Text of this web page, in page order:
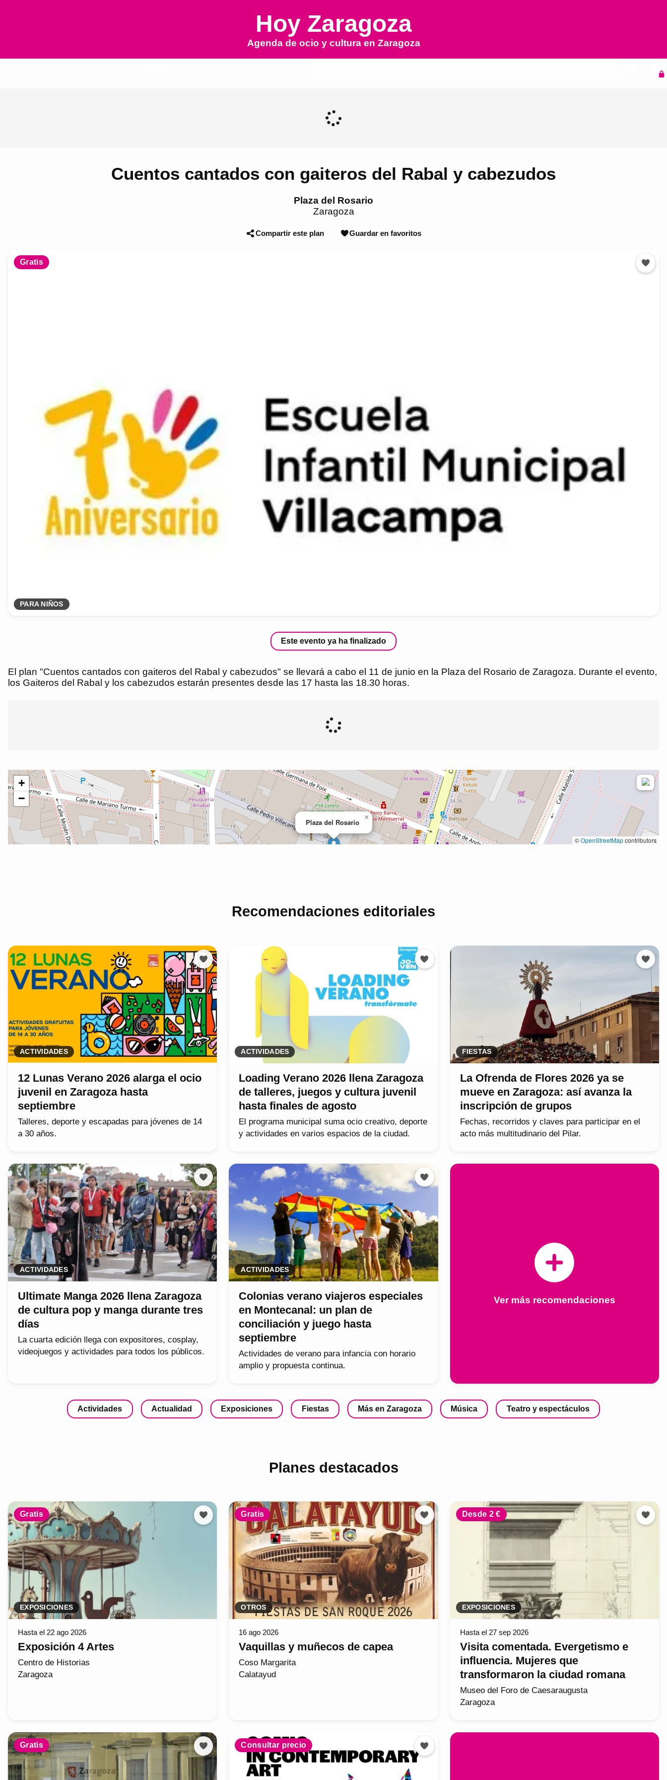
Hoy Zaragoza
Agenda de ocio y cultura en Zaragoza
Cuentos cantados con gaiteros del Rabal y cabezudos
Plaza del Rosario
Zaragoza
Compartir este plan Guardar en favoritos
Gratis
PARA NIÑOS
Este evento ya ha finalizado
El plan "Cuentos cantados con gaiteros del Rabal y cabezudos" se llevará a cabo el 11 de junio en la Plaza del Rosario de Zaragoza. Durante el evento,
los Gaiteros del Rabal y los cabezudos estarán presentes desde las 17 hasta las 18.30 horas.
Recomendaciones editoriales
ACTIVIDADES
12 Lunas Verano 2026 alarga el ocio
juvenil en Zaragoza hasta
septiembre
Talleres, deporte y escapadas para jóvenes de 14
a 30 años.
ACTIVIDADES
Loading Verano 2026 llena Zaragoza
de talleres, juegos y cultura juvenil
hasta finales de agosto
El programa municipal suma ocio creativo, deporte
y actividades en varios espacios de la ciudad.
FIESTAS
La Ofrenda de Flores 2026 ya se
mueve en Zaragoza: así avanza la
inscripción de grupos
Fechas, recorridos y claves para participar en el
acto más multitudinario del Pilar.
ACTIVIDADES
Ultimate Manga 2026 llena Zaragoza
de cultura pop y manga durante tres
días
La cuarta edición llega con expositores, cosplay,
videojuegos y actividades para todos los públicos.
ACTIVIDADES
Colonias verano viajeros especiales
en Montecanal: un plan de
conciliación y juego hasta
septiembre
Actividades de verano para infancia con horario
amplio y propuesta continua.
Ver más recomendaciones
Actividades Actualidad Exposiciones Fiestas Más en Zaragoza Música Teatro y espectáculos
Planes destacados
Gratis
EXPOSICIONES
Hasta el 22 ago 2026
Exposición 4 Artes
Centro de Historias
Zaragoza
Gratis
OTROS
16 ago 2026
Vaquillas y muñecos de capea
Coso Margarita
Calatayud
Desde 2 €
EXPOSICIONES
Hasta el 27 sep 2026
Visita comentada. Evergetismo e
influencia. Mujeres que
transformaron la ciudad romana
Museo del Foro de Caesaraugusta
Zaragoza
Gratis Consultar precio